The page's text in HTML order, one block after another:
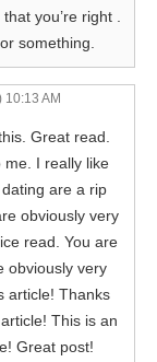
you’re right .
something.
10:13 AM
Great read.
me. I really like
are a rip
obviously very
read. You are
obviously very
article! Thanks
This is an
Great post!